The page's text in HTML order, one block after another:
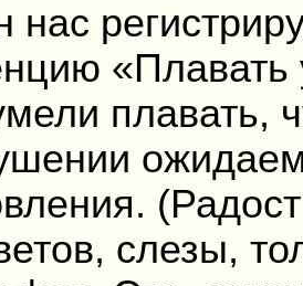
нас
плавать,
слезы,